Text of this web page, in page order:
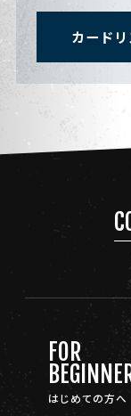
カード
FOR
はじめての方へ